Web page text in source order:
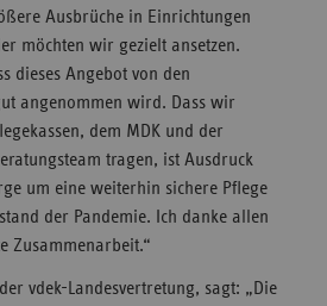
Ausbrüche in Einrichtungen
möchten wir gezielt ansetzen.
dieses Angebot von den
angenommen wird. Dass wir
dem MDK und der
tragen, ist Ausdruck
um eine weiterhin sichere Pflege
der Pandemie. Ich danke allen
Zusammenarbeit.“
vdek-Landesvertretung, sagt: „Die